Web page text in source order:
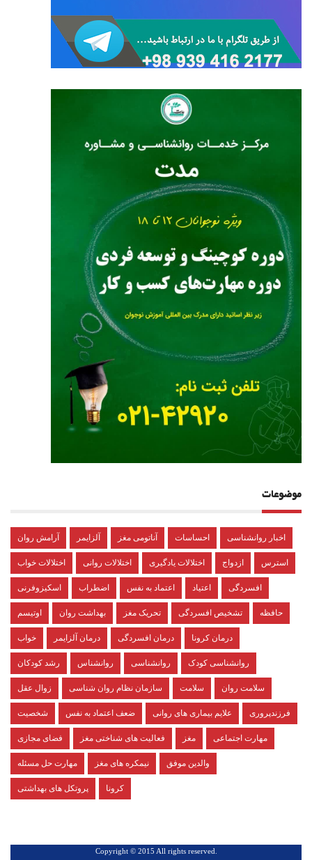
موضوعات
آرامش روان آلزایمر آناتومی مغز احساسات اخبار روانشناسی
اختلالات خواب اختلالات روانی اختلالات یادگیری ازدواج استرس
اسکیزوفرنی اضطراب اعتماد به نفس اعتیاد افسردگی
اوتیسم بهداشت روان تحریک مغز تشخیص افسردگی حافظه
خواب درمان آلزایمر درمان افسردگی درمان کرونا
رشد کودکان روانشناس روانشناسی روانشناسی کودک
زوال عقل سازمان نظام روان شناسی سلامت سلامت روان
شخصیت ضعف اعتماد به نفس علایم بیماری های روانی فرزندپروری
فضای مجازی فعالیت های شناختی مغز مغز مهارت اجتماعی
مهارت حل مسئله نیمکره های مغز والدین موفق
پروتکل های بهداشتی کرونا
.Copyright © 2015 All rights reserved